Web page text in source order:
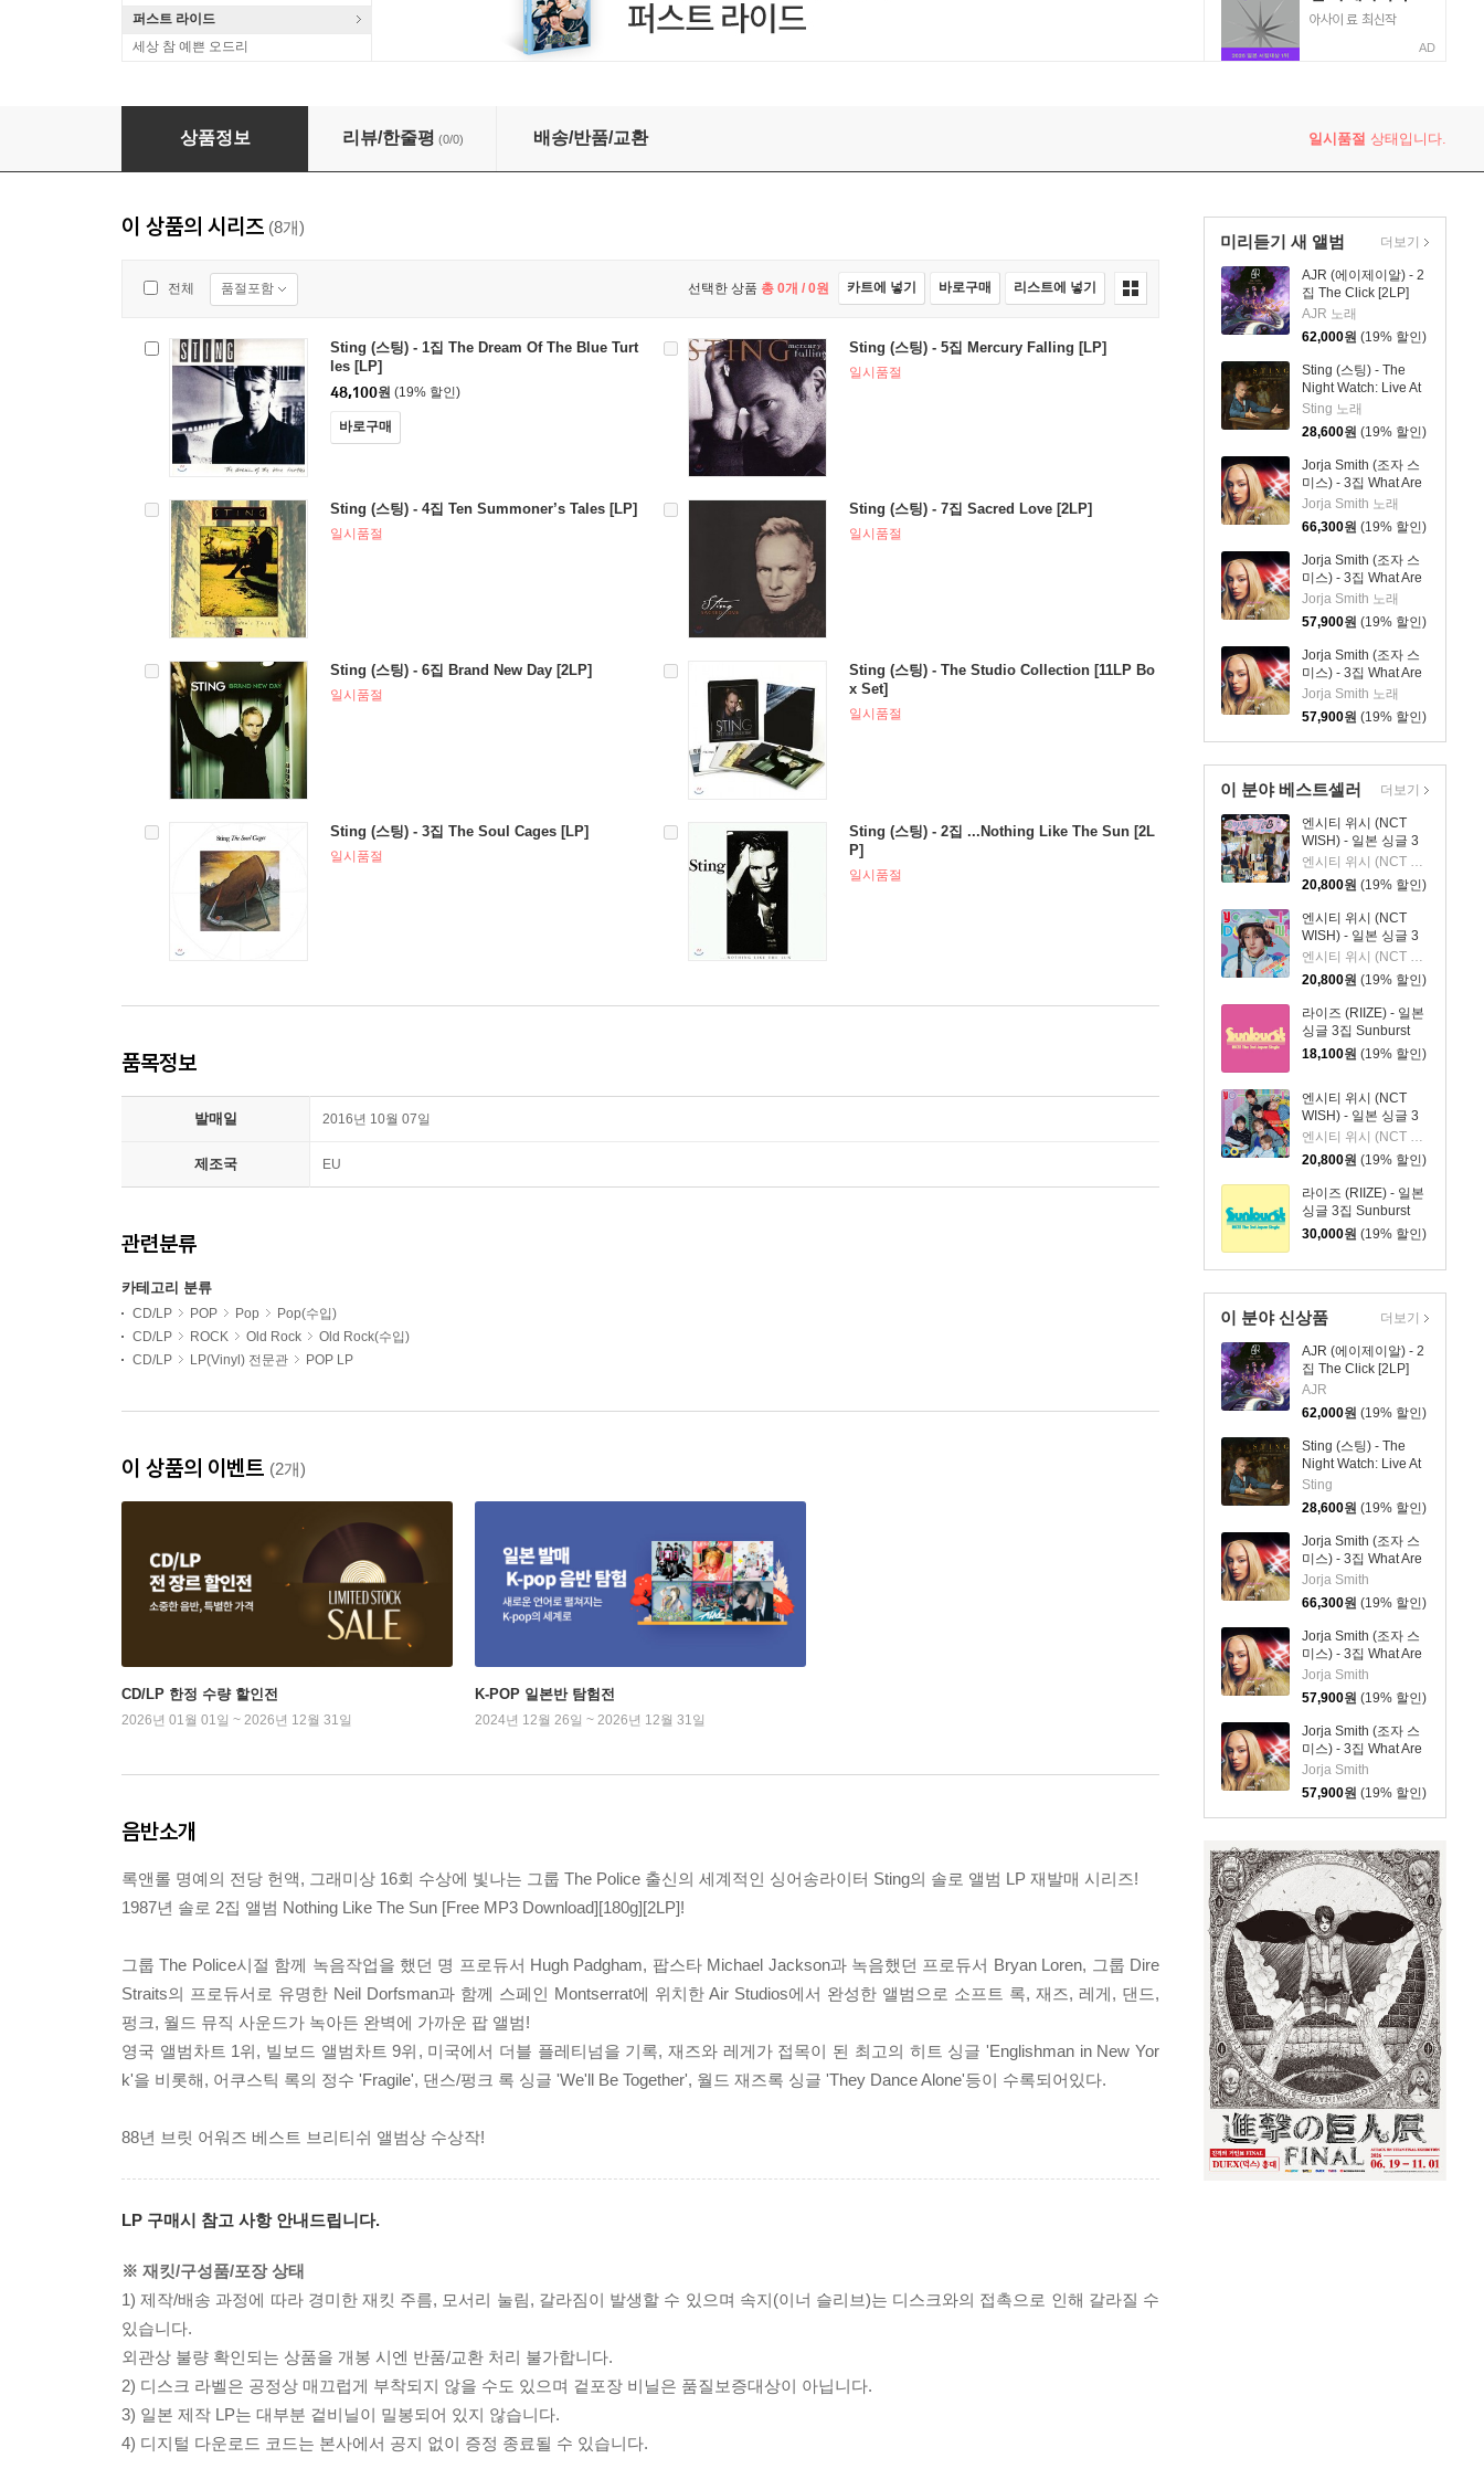
퍼스트 라이드
세상 참 예쁜 오드리
AD
Sting (스팅) - 2집 ...Nothing Like The Sun [2LP]
상품정보 리뷰/한줄평 (0/0) 배송/반품/교환 일시품절 상태입니다.
미리듣기 새 앨범
AJR (에이제이알) - 2
집 The Click [2LP]
AJR 노래
62,000원 (19% 할인)
Sting (스팅) - The
Night Watch: Live At
The Rijksmuseum
Sting 노래
28,600원 (19% 할인)
Jorja Smith (조자 스
미스) - 3집 What Are
The Odds [스플래터
컬러 LP]
Jorja Smith 노래
66,300원 (19% 할인)
Jorja Smith (조자 스
미스) - 3집 What Are
The Odds [심플 오렌
지 컬러 LP]
Jorja Smith 노래
57,900원 (19% 할인)
Jorja Smith (조자 스
미스) - 3집 What Are
The Odds [심플 바이
올렛 컬러 LP]
Jorja Smith 노래
57,900원 (19% 할인)
더보기
이 분야 베스트셀러
엔시티 위시 (NCT
WISH) - 일본 싱글 3
집 YO-I-DON! / BOY
MEETS GIRL [통상판
BOY MEETS GIRL
Ver.]
엔시티 위시 (NCT WISH)
20,800원 (19% 할인)
엔시티 위시 (NCT
WISH) - 일본 싱글 3
집 YO-I-DON! / BOY
MEETS GIRL [YUSHI
Ver.]
엔시티 위시 (NCT WISH)
20,800원 (19% 할인)
라이즈 (RIIZE) - 일본
싱글 3집 Sunburst
[INITIAL PRESS]
18,100원 (19% 할인)
엔시티 위시 (NCT
WISH) - 일본 싱글 3
집 YO-I-DON! / BOY
MEETS GIRL [통상판
YO-I-DON! Ver.]
엔시티 위시 (NCT WISH)
20,800원 (19% 할인)
라이즈 (RIIZE) - 일본
싱글 3집 Sunburst
[초회한정반 B]
30,000원 (19% 할인)
더보기
이 분야 신상품
AJR (에이제이알) - 2
집 The Click [2LP]
AJR
62,000원 (19% 할인)
Sting (스팅) - The
Night Watch: Live At
The Rijksmuseum
Sting
28,600원 (19% 할인)
Jorja Smith (조자 스
미스) - 3집 What Are
The Odds [스플래터
컬러 LP]
Jorja Smith
66,300원 (19% 할인)
Jorja Smith (조자 스
미스) - 3집 What Are
The Odds [심플 오렌
지 컬러 LP]
Jorja Smith
57,900원 (19% 할인)
Jorja Smith (조자 스
미스) - 3집 What Are
The Odds [심플 바이
올렛 컬러 LP]
Jorja Smith
57,900원 (19% 할인)
더보기
이 상품의 시리즈 (8개)
전체 품절포함 선택한 상품 총 0개 / 0원 카트에 넣기 바로구매 리스트에 넣기
Sting (스팅) - 1집 The Dream Of The Blue Turt
les [LP]
48,100원 (19% 할인)
바로구매
Sting (스팅) - 5집 Mercury Falling [LP]
일시품절
Sting (스팅) - 4집 Ten Summoner’s Tales [LP]
일시품절
Sting (스팅) - 7집 Sacred Love [2LP]
일시품절
Sting (스팅) - 6집 Brand New Day [2LP]
일시품절
Sting (스팅) - The Studio Collection [11LP Bo
x Set]
일시품절
Sting (스팅) - 3집 The Soul Cages [LP]
일시품절
Sting (스팅) - 2집 ...Nothing Like The Sun [2L
P]
일시품절
품목정보
발매일 2016년 10월 07일
제조국 EU
관련분류
카테고리 분류
CD/LP POP Pop
Pop(수입)
CD/LP
ROCK Old Rock
Old Rock(수입)
CD/LP
LP(Vinyl) 전문관 POP LP
이 상품의 이벤트 (2개)
CD/LP 한정 수량 할인전
2026년 01월 01일 ~ 2026년 12월 31일
K-POP 일본반 탐험전
2024년 12월 26일 ~ 2026년 12월 31일
음반소개
록앤롤 명예의 전당 헌액, 그래미상 16회 수상에 빛나는 그룹 The Police 출신의 세계적인 싱어송라이터 Sting의 솔로 앨범 LP 재발매 시리즈!
1987년 솔로 2집 앨범 Nothing Like The Sun [Free MP3 Download][180g][2LP]!
그룹 The Police시절 함께 녹음작업을 했던 명 프로듀서 Hugh Padgham, 팝스타 Michael Jackson과 녹음했던 프로듀서 Bryan Loren, 그룹 Dire
Straits의 프로듀서로 유명한 Neil Dorfsman과 함께 스페인 Montserrat에 위치한 Air Studios에서 완성한 앨범으로 소프트 록, 재즈, 레게, 댄드,
펑크, 월드 뮤직 사운드가 녹아든 완벽에 가까운 팝 앨범!
영국 앨범차트 1위, 빌보드 앨범차트 9위, 미국에서 더블 플레티넘을 기록, 재즈와 레게가 접목이 된 최고의 히트 싱글 'Englishman in New Yor
k'을 비롯해, 어쿠스틱 록의 정수 'Fragile', 댄스/펑크 록 싱글 'We'll Be Together', 월드 재즈록 싱글 'They Dance Alone'등이 수록되어있다.
88년 브릿 어워즈 베스트 브리티쉬 앨범상 수상작!
LP 구매시 참고 사항 안내드립니다.
※ 재킷/구성품/포장 상태
1) 제작/배송 과정에 따라 경미한 재킷 주름, 모서리 눌림, 갈라짐이 발생할 수 있으며 속지(이너 슬리브)는 디스크와의 접촉으로 인해 갈라질 수
있습니다.
외관상 불량 확인되는 상품을 개봉 시엔 반품/교환 처리 불가합니다.
2) 디스크 라벨은 공정상 매끄럽게 부착되지 않을 수도 있으며 겉포장 비닐은 품질보증대상이 아닙니다.
3) 일본 제작 LP는 대부분 겉비닐이 밀봉되어 있지 않습니다.
4) 디지털 다운로드 코드는 본사에서 공지 없이 증정 종료될 수 있습니다.